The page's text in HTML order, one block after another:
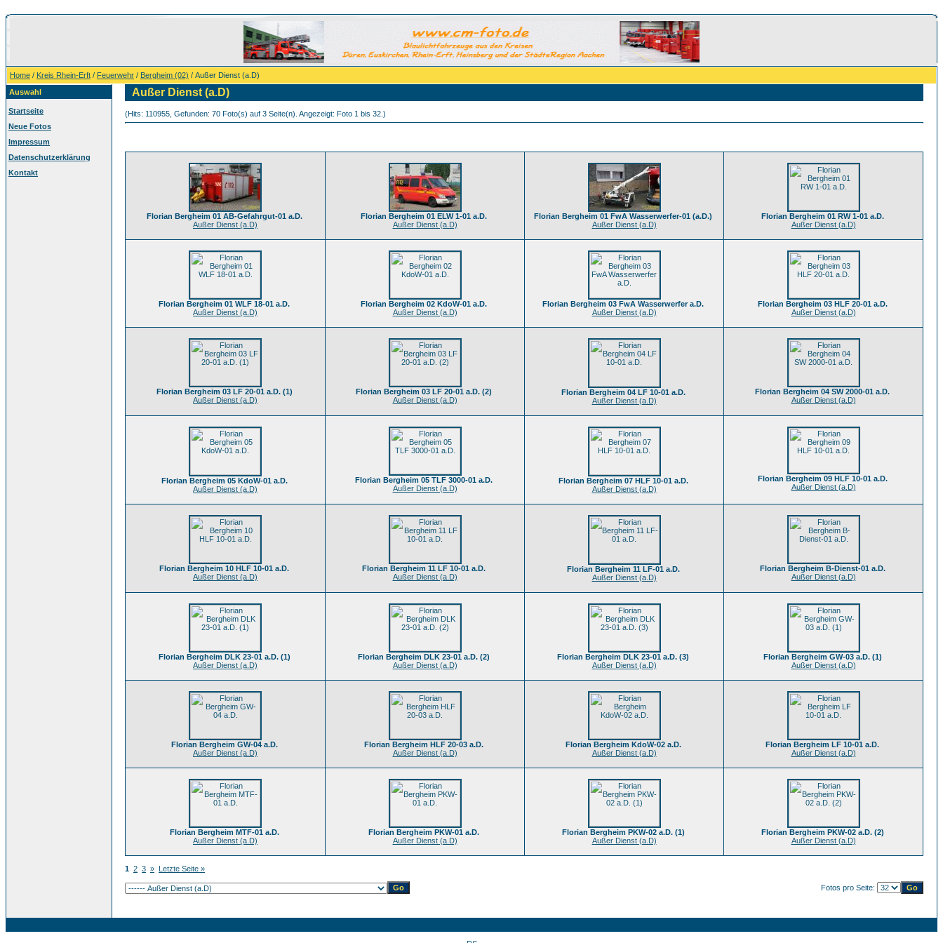
Home / Kreis Rhein-Erft / Feuerwehr / Bergheim (02) / Außer Dienst (a.D)
Auswahl
Startseite
Neue Fotos
Impressum
Datenschutzerklärung
Kontakt
Außer Dienst (a.D)
(Hits: 110955, Gefunden: 70 Foto(s) auf 3 Seite(n). Angezeigt: Foto 1 bis 32.)
Florian Bergheim 01 AB-Gefahrgut-01 a.D.
Außer Dienst (a.D)
Florian Bergheim 01 ELW 1-01 a.D.
Außer Dienst (a.D)
Florian Bergheim 01 FwA Wasserwerfer-01 (a.D.)
Außer Dienst (a.D)
Florian Bergheim 01 RW 1-01 a.D.
Außer Dienst (a.D)
Florian Bergheim 01 WLF 18-01 a.D.
Außer Dienst (a.D)
Florian Bergheim 02 KdoW-01 a.D.
Außer Dienst (a.D)
Florian Bergheim 03 FwA Wasserwerfer a.D.
Außer Dienst (a.D)
Florian Bergheim 03 HLF 20-01 a.D.
Außer Dienst (a.D)
Florian Bergheim 03 LF 20-01 a.D. (1)
Außer Dienst (a.D)
Florian Bergheim 03 LF 20-01 a.D. (2)
Außer Dienst (a.D)
Florian Bergheim 04 LF 10-01 a.D.
Außer Dienst (a.D)
Florian Bergheim 04 SW 2000-01 a.D.
Außer Dienst (a.D)
Florian Bergheim 05 KdoW-01 a.D.
Außer Dienst (a.D)
Florian Bergheim 05 TLF 3000-01 a.D.
Außer Dienst (a.D)
Florian Bergheim 07 HLF 10-01 a.D.
Außer Dienst (a.D)
Florian Bergheim 09 HLF 10-01 a.D.
Außer Dienst (a.D)
Florian Bergheim 10 HLF 10-01 a.D.
Außer Dienst (a.D)
Florian Bergheim 11 LF 10-01 a.D.
Außer Dienst (a.D)
Florian Bergheim 11 LF-01 a.D.
Außer Dienst (a.D)
Florian Bergheim B-Dienst-01 a.D.
Außer Dienst (a.D)
Florian Bergheim DLK 23-01 a.D. (1)
Außer Dienst (a.D)
Florian Bergheim DLK 23-01 a.D. (2)
Außer Dienst (a.D)
Florian Bergheim DLK 23-01 a.D. (3)
Außer Dienst (a.D)
Florian Bergheim GW-03 a.D. (1)
Außer Dienst (a.D)
Florian Bergheim GW-04 a.D.
Außer Dienst (a.D)
Florian Bergheim HLF 20-03 a.D.
Außer Dienst (a.D)
Florian Bergheim KdoW-02 a.D.
Außer Dienst (a.D)
Florian Bergheim LF 10-01 a.D.
Außer Dienst (a.D)
Florian Bergheim MTF-01 a.D.
Außer Dienst (a.D)
Florian Bergheim PKW-01 a.D.
Außer Dienst (a.D)
Florian Bergheim PKW-02 a.D. (1)
Außer Dienst (a.D)
Florian Bergheim PKW-02 a.D. (2)
Außer Dienst (a.D)
1 2 3 » Letzte Seite »
Fotos pro Seite: